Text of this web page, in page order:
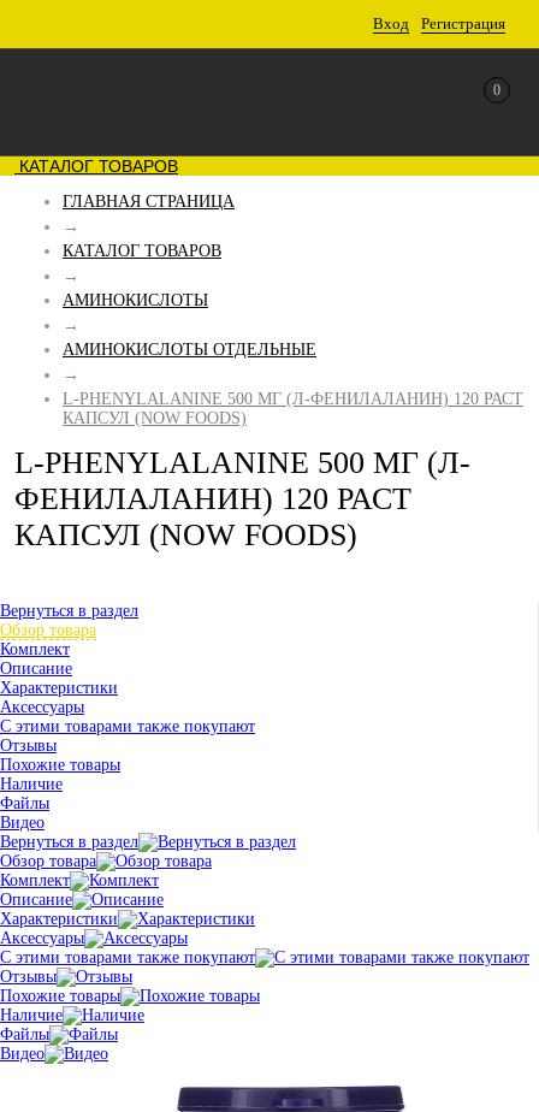
Вход Регистрация
0
КАТАЛОГ ТОВАРОВ
ГЛАВНАЯ СТРАНИЦА
→
КАТАЛОГ ТОВАРОВ
→
АМИНОКИСЛОТЫ
→
АМИНОКИСЛОТЫ ОТДЕЛЬНЫЕ
→
L-PHENYLALANINE 500 МГ (Л-ФЕНИЛАЛАНИН) 120 РАСТ
КАПСУЛ (NOW FOODS)
L-PHENYLALANINE 500 МГ (Л-
ФЕНИЛАЛАНИН) 120 РАСТ
КАПСУЛ (NOW FOODS)
Вернуться в раздел
Обзор товара
Комплект
Описание
Характеристики
Аксессуары
С этими товарами также покупают
Отзывы
Похожие товары
Наличие
Файлы
Видео
Вернуться в раздел
Обзор товара
Комплект
Описание
Характеристики
Аксессуары
С этими товарами также покупают
Отзывы
Похожие товары
Наличие
Файлы
Видео